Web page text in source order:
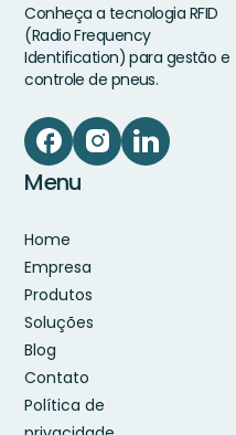
Conheça a tecnologia RFID
(Radio Frequency
Identification) para gestão e
controle de pneus.
Menu
Home
Empresa
Produtos
Soluções
Blog
Contato
Política de